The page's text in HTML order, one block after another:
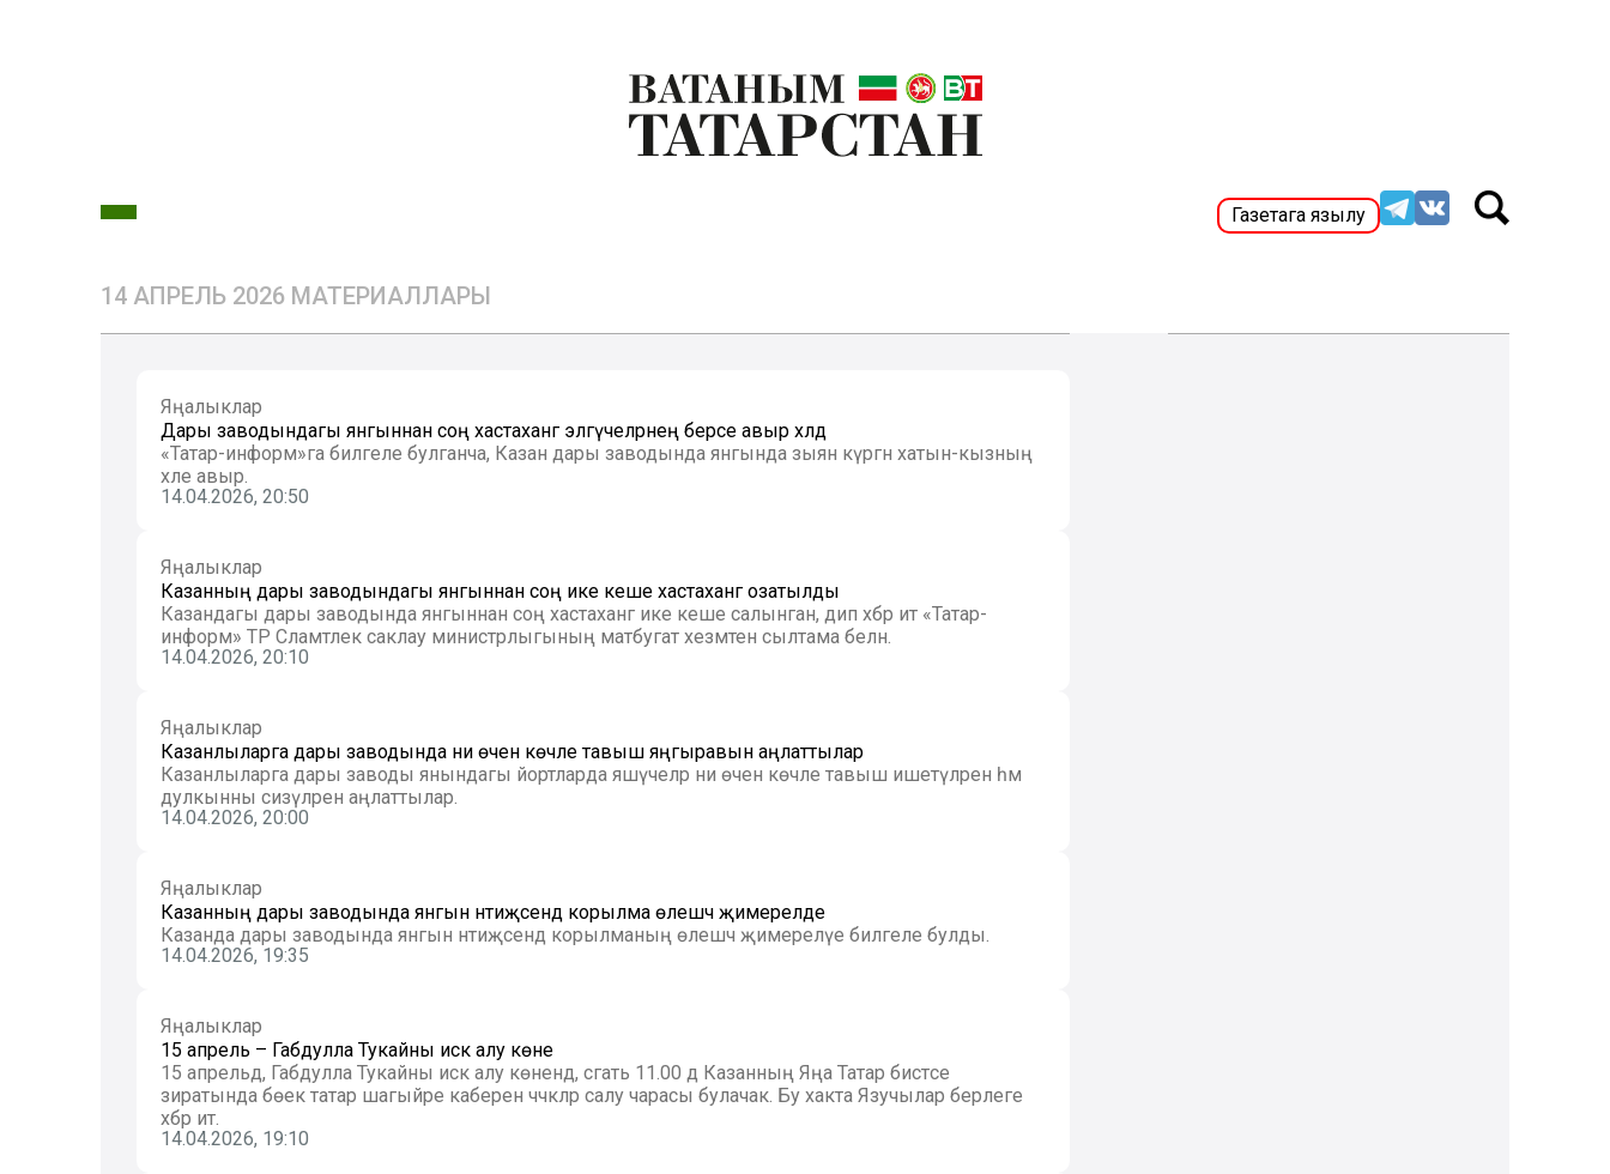
Газетага язылу
14 АПРЕЛЬ 2026 МАТЕРИАЛЛАРЫ
Яңалыклар
Дары заводындагы янгыннан соң хастаханәгә эләгүчеләрнең берсе авыр хәлдә
«Татар-информ»га билгеле булганча, Казан дары заводында янгында зыян күргән хатын-кызның
хәле авыр.
14.04.2026, 20:50
Яңалыклар
Казанның дары заводындагы янгыннан соң ике кеше хастаханәгә озатылды
Казандагы дары заводында янгыннан соң хастаханәгә ике кеше салынган, дип хәбәр итә «Татар-
информ» ТР Сәламәтлек саклау министрлыгының матбугат хезмәтенә сылтама белән.
14.04.2026, 20:10
Яңалыклар
Казанлыларга дары заводында ни өчен көчле тавыш яңгыравын аңлаттылар
Казанлыларга дары заводы янындагы йортларда яшәүчеләр ни өчен көчле тавыш ишетүләрен һәм
дулкынны сизүләрен аңлаттылар.
14.04.2026, 20:00
Яңалыклар
Казанның дары заводында янгын нәтиҗәсендә корылма өлешчә җимерелде
Казанда дары заводында янгын нәтиҗәсендә корылманың өлешчә җимерелүе билгеле булды.
14.04.2026, 19:35
Яңалыклар
15 апрель – Габдулла Тукайны искә алу көне
15 апрельдә, Габдулла Тукайны искә алу көнендә, сәгать 11.00 дә Казанның Яңа Татар бистәсе
зиратында бөек татар шагыйре каберенә чәчәкләр салу чарасы булачак. Бу хакта Язучылар берлеге
хәбәр итә.
14.04.2026, 19:10